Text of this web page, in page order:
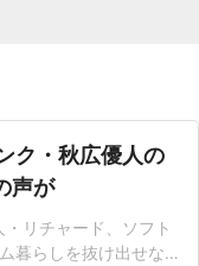
ク・秋広優人の
声が
リチャード、ソフト
暮らしを抜け出せな